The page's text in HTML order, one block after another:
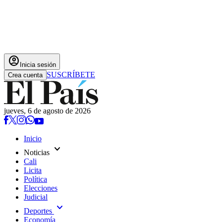
account_circle Inicia sesión
Crea cuenta SUSCRÍBETE
jueves, 6 de agosto de 2026
Inicio
Noticias expand_more
Cali
Licita
Política
Elecciones
Judicial
Deportes expand_more
Economía